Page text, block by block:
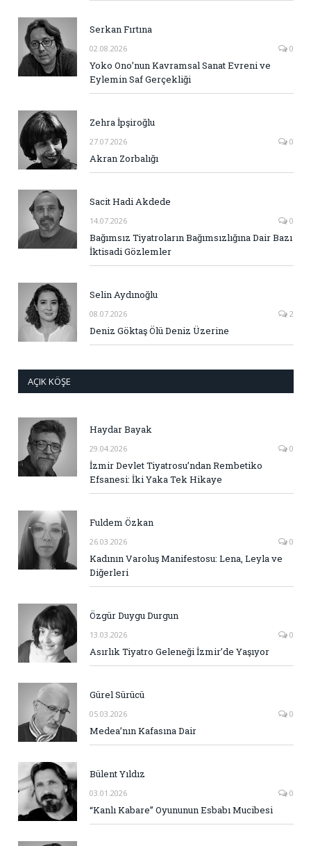
Serkan Fırtına
02.08.2026 0
Yoko Ono’nun Kavramsal Sanat Evreni ve
Eylemin Saf Gerçekliği
Zehra İpşiroğlu
27.07.2026 0
Akran Zorbalığı
Sacit Hadi Akdede
14.07.2026 0
Bağımsız Tiyatroların Bağımsızlığına Dair Bazı
İktisadi Gözlemler
Selin Aydınoğlu
08.07.2026 2
Deniz Göktaş Ölü Deniz Üzerine
AÇIK KÖŞE
Haydar Bayak
29.04.2026 0
İzmir Devlet Tiyatrosu’ndan Rembetiko
Efsanesi: İki Yaka Tek Hikaye
Fuldem Özkan
26.03.2026 0
Kadının Varoluş Manifestosu: Lena, Leyla ve
Diğerleri
Özgür Duygu Durgun
13.03.2026 0
Asırlık Tiyatro Geleneği İzmir’de Yaşıyor
Gürel Sürücü
05.03.2026 0
Medea’nın Kafasına Dair
Bülent Yıldız
03.01.2026 0
“Kanlı Kabare” Oyununun Esbabı Mucibesi